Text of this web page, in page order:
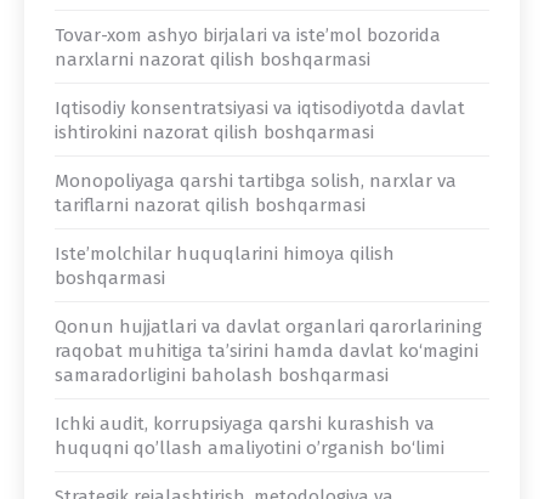
Tovar-xom ashyo birjalari va iste’mol bozorida
narxlarni nazorat qilish boshqarmasi
Iqtisodiy konsentratsiyasi va iqtisodiyotda davlat
ishtirokini nazorat qilish boshqarmasi
Monopoliyaga qarshi tartibga solish, narxlar va
tariflarni nazorat qilish boshqarmasi
Iste’molchilar huquqlarini himoya qilish
boshqarmasi
Qonun hujjatlari va davlat organlari qarorlarining
raqobat muhitiga ta’sirini hamda davlat ko‘magini
samaradorligini baholash boshqarmasi
Ichki audit, korrupsiyaga qarshi kurashish va
huquqni qoʼllash amaliyotini oʼrganish bo‘limi